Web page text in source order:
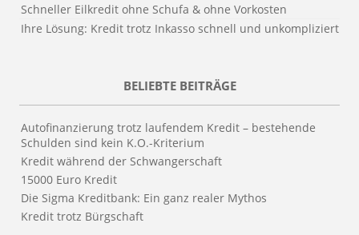
Schneller Eilkredit ohne Schufa & ohne Vorkosten
Ihre Lösung: Kredit trotz Inkasso schnell und unkompliziert
BELIEBTE BEITRÄGE
Autofinanzierung trotz laufendem Kredit – bestehende
Schulden sind kein K.O.-Kriterium
Kredit während der Schwangerschaft
15000 Euro Kredit
Die Sigma Kreditbank: Ein ganz realer Mythos
Kredit trotz Bürgschaft